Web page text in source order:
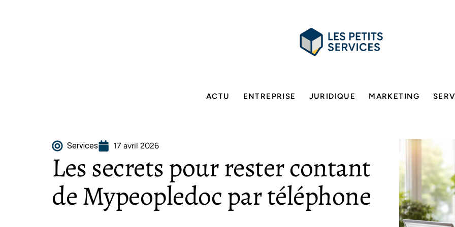
ACTU ENTREPRISE JURIDIQUE MARKETING
Services 17 avril 2026
Les secrets pour rester contant
de Mypeopledoc par téléphone